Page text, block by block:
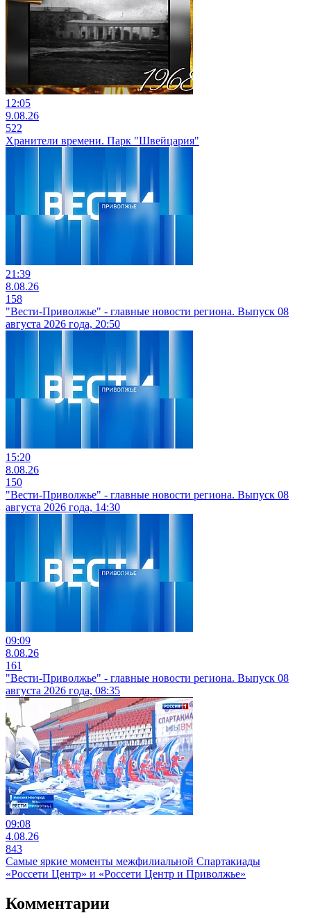
12:05
9.08.26
522
Хранители времени. Парк "Швейцария"
21:39
8.08.26
158
"Вести-Приволжье" - главные новости региона. Выпуск 08
августа 2026 года, 20:50
15:20
8.08.26
150
"Вести-Приволжье" - главные новости региона. Выпуск 08
августа 2026 года, 14:30
09:09
8.08.26
161
"Вести-Приволжье" - главные новости региона. Выпуск 08
августа 2026 года, 08:35
09:08
4.08.26
843
Самые яркие моменты межфилиальной Спартакиады
«Россети Центр» и «Россети Центр и Приволжье»
Комментарии